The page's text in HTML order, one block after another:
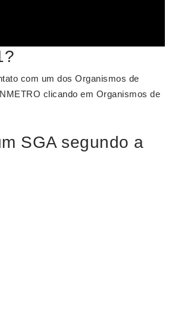
com um dos Organismos de
clicando em Organismos de
SGA segundo a